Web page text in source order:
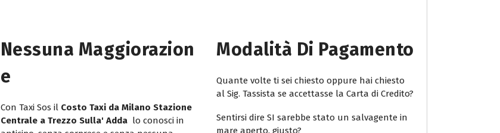
Nessuna Maggiorazion
E
Con Taxi Sos il Costo Taxi da Milano Stazione
Centrale a Trezzo Sulla' Adda lo conosci in
Modalità Di Pagamento
Quante volte ti sei chiesto oppure hai chiesto
al Sig. Tassista se accettasse la Carta di Credito?
Sentirsi dire SI sarebbe stato un salvagente in
mare aperto, giusto?